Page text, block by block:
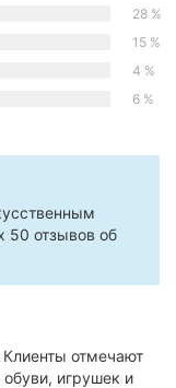
28 %
15 %
4 %
6 %
50 отзывов об
Клиенты отмечают
игрушек и